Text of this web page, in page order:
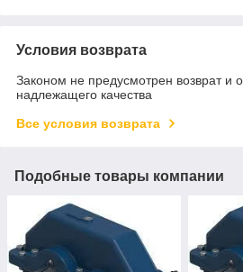
Условия возврата
Законом не предусмотрен возврат и
надлежащего качества
Все условия возврата
Подобные товары компании